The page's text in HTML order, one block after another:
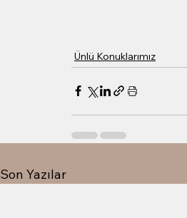
Ünlü Konuklarımız
Son Yazılar